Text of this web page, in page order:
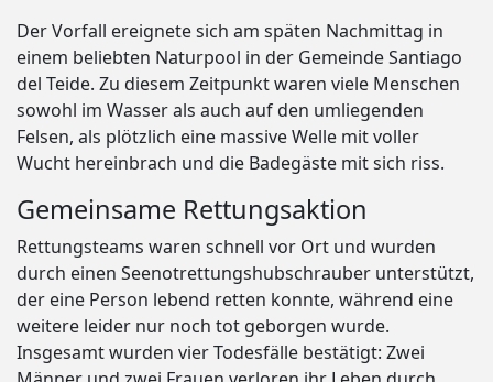
Der Vorfall ereignete sich am späten Nachmittag in
einem beliebten Naturpool in der Gemeinde Santiago
del Teide. Zu diesem Zeitpunkt waren viele Menschen
sowohl im Wasser als auch auf den umliegenden
Felsen, als plötzlich eine massive Welle mit voller
Wucht hereinbrach und die Badegäste mit sich riss.
Gemeinsame Rettungsaktion
Rettungsteams waren schnell vor Ort und wurden
durch einen Seenotrettungshubschrauber unterstützt,
der eine Person lebend retten konnte, während eine
weitere leider nur noch tot geborgen wurde.
Insgesamt wurden vier Todesfälle bestätigt: Zwei